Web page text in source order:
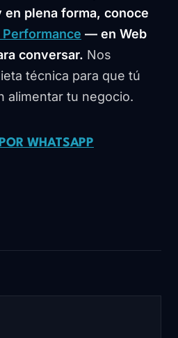
en plena forma, conoce
— en Web
conversar. Nos
técnica para que tú
alimentar tu negocio.
WHATSAPP